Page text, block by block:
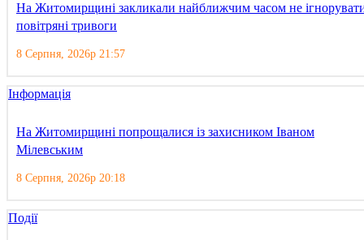
На Житомирщині закликали найближчим часом не
повітряні тривоги
8 Серпня, 2026р 21:57
Інформація
На Житомирщині попрощалися із захисником Іваном
Мілевським
8 Серпня, 2026р 20:18
Події